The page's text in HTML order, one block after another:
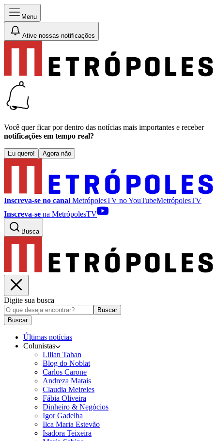
Menu
Ative nossas notificações
Você quer ficar por dentro das notícias mais importantes e receber
notificações em tempo real?
Eu quero! Agora não
Inscreva-se no canal MetrópolesTV noYouTubeMetrópolesTV
Inscreva-se na MetrópolesTV
Busca
Digite sua busca
Buscar
Buscar
Últimas notícias
Colunistas
Lilian Tahan
Blog do Noblat
Carlos Carone
Andreza Matais
Claudia Meireles
Fábia Oliveira
Dinheiro & Negócios
Igor Gadelha
Ilca Maria Estevão
Isadora Teixeira